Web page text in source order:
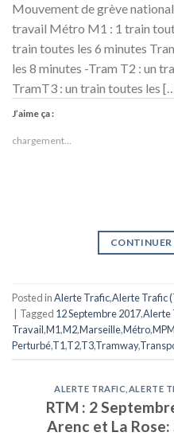
Mouvement de grève
travail Métro M1 : 1 train
train toutes les 6 minutes
les 8 minutes -Tram T2 : un
TramT3 : un train toutes les
J’aime ça :
chargement…
CONTINUER
Posted inAlerte Trafic,Alerte Trafic
Tagged 12 Septembre 2017,Alerte
Travail,M1,M2,Marseille,Métro,MPM
Perturbé,T1,T2,T3,Tramway,
ALERTE TRAFIC ALERTE
RTM : 2
Arenc et La